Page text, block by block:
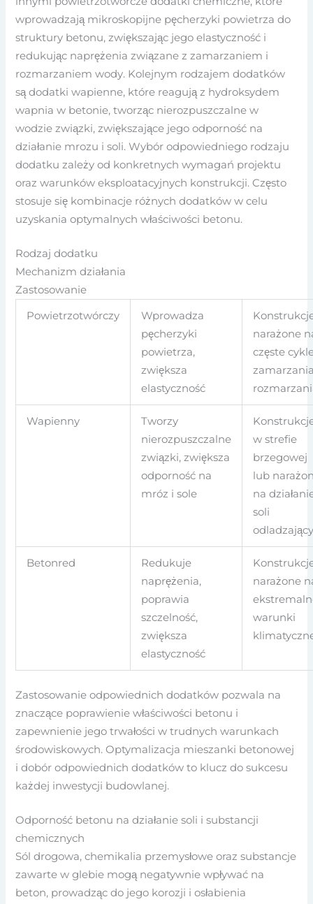
wprowadzają mikroskopijne pęcherzyki powietrza do
struktury betonu, zwiększając jego elastyczność i
redukując naprężenia związane z zamarzaniem i
rozmarzaniem wody. Kolejnym rodzajem dodatków
są dodatki wapienne, które reagują z hydroksydem
wapnia w betonie, tworząc nierozpuszczalne w
wodzie związki, zwiększające jego odporność na
działanie mrozu i soli. Wybór odpowiedniego rodzaju
dodatku zależy od konkretnych wymagań projektu
oraz warunków eksploatacyjnych konstrukcji. Często
stosuje się kombinacje różnych dodatków w celu
uzyskania optymalnych właściwości betonu.
Rodzaj dodatku
Mechanizm działania
Zastosowanie
Powietrzotwórczy
Wprowadza
pęcherzyki
powietrza,
zwiększa
elastyczność
narażone
częste
Wapienny
Tworzy
nierozpuszczalne
związki, zwiększa
odporność na
mróz i sole
w strefie
brzegowej
lub
na
soli
Betonred
Redukuje
naprężenia,
poprawia
szczelność,
zwiększa
elastyczność
narażone
warunki
Zastosowanie odpowiednich dodatków pozwala na
znaczące poprawienie właściwości betonu i
zapewnienie jego trwałości w trudnych warunkach
środowiskowych. Optymalizacja mieszanki betonowej
i dobór odpowiednich dodatków to klucz do sukcesu
każdej inwestycji budowlanej.
Odporność betonu na działanie soli i substancji
chemicznych
Sól drogowa, chemikalia przemysłowe oraz substancje
zawarte w glebie mogą negatywnie wpływać na
beton, prowadząc do jego korozji i osłabienia